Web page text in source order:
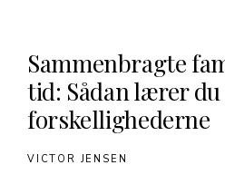
Sammenbragte
tid: Sådan lærer
forskellighederne
VICTOR JENSEN